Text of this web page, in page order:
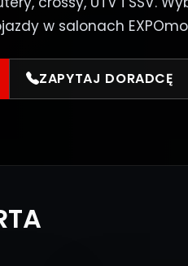
w salonach
ZAPYTAJ DORADCĘ